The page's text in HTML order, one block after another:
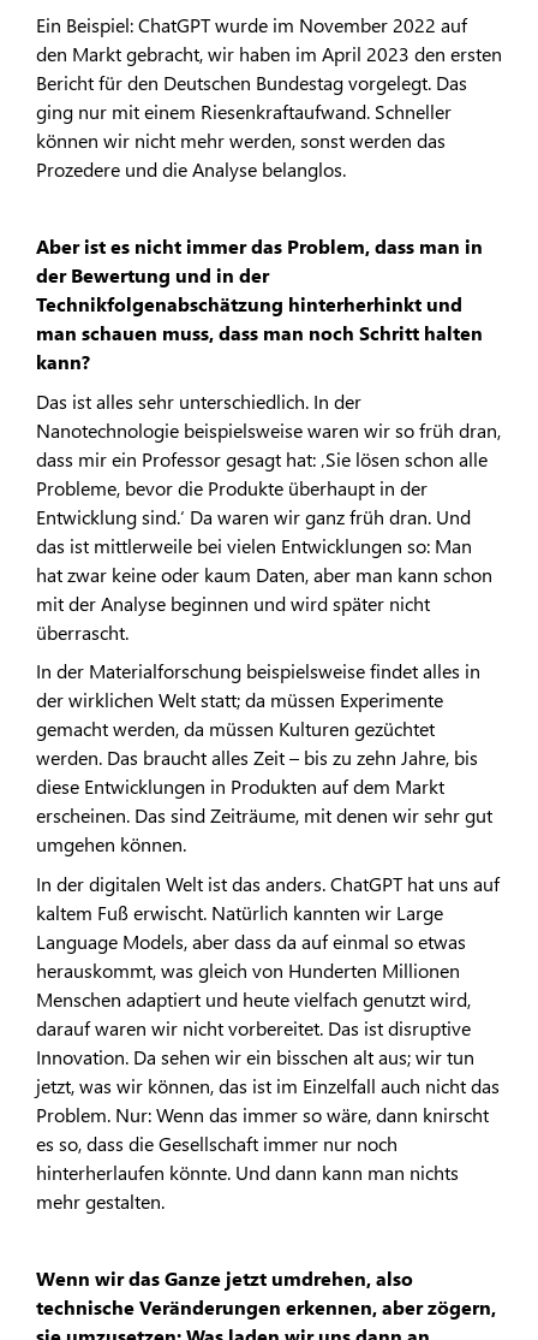
Ein Beispiel: ChatGPT wurde im November 2022 auf
den Markt gebracht, wir haben im April 2023 den ersten
Bericht für den Deutschen Bundestag vorgelegt. Das
ging nur mit einem Riesenkraftaufwand. Schneller
können wir nicht mehr werden, sonst werden das
Prozedere und die Analyse belanglos.
Aber ist es nicht immer das Problem, dass man in
der Bewertung und in der
Technikfolgenabschätzung hinterherhinkt und
man schauen muss, dass man noch Schritt halten
kann?
Das ist alles sehr unterschiedlich. In der
Nanotechnologie beispielsweise waren wir so früh dran,
dass mir ein Professor gesagt hat: ‚Sie lösen schon alle
Probleme, bevor die Produkte überhaupt in der
Entwicklung sind.‘ Da waren wir ganz früh dran. Und
das ist mittlerweile bei vielen Entwicklungen so: Man
hat zwar keine oder kaum Daten, aber man kann schon
mit der Analyse beginnen und wird später nicht
überrascht.
In der Materialforschung beispielsweise findet alles in
der wirklichen Welt statt; da müssen Experimente
gemacht werden, da müssen Kulturen gezüchtet
werden. Das braucht alles Zeit – bis zu zehn Jahre, bis
diese Entwicklungen in Produkten auf dem Markt
erscheinen. Das sind Zeiträume, mit denen wir sehr gut
umgehen können.
In der digitalen Welt ist das anders. ChatGPT hat uns auf
kaltem Fuß erwischt. Natürlich kannten wir Large
Language Models, aber dass da auf einmal so etwas
herauskommt, was gleich von Hunderten Millionen
Menschen adaptiert und heute vielfach genutzt wird,
darauf waren wir nicht vorbereitet. Das ist disruptive
Innovation. Da sehen wir ein bisschen alt aus; wir tun
jetzt, was wir können, das ist im Einzelfall auch nicht das
Problem. Nur: Wenn das immer so wäre, dann knirscht
es so, dass die Gesellschaft immer nur noch
hinterherlaufen könnte. Und dann kann man nichts
mehr gestalten.
Wenn wir das Ganze jetzt umdrehen, also
technische Veränderungen erkennen, aber zögern,